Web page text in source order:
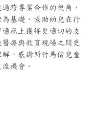
跨專業合作的視角，
為基礎，協助幼兒在行
應上獲得更適切的支
療與教育現場之間更
。感謝新竹馬偕兒童
機會。